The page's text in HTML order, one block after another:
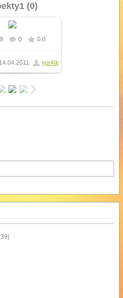
(0)
размере
/ 121.8Kb
0 0.0
14.04.2011 yur4ik
[39]